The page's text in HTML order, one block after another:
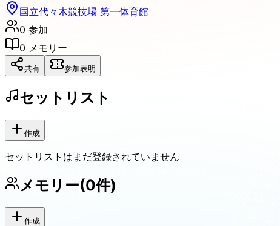
国立代々木競技場 第一体育館
0 参加
0 メモリー
共有 参加表明
セットリスト
作成
セットリストはまだ登録されていません
メモリー(0件)
作成